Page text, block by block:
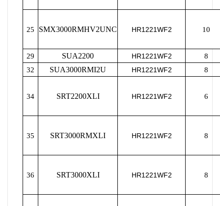
25 SMX3000RMHV2UNC HR1221WF2 10
29 SUA2200 HR1221WF2
8
32
SUA3000RMI2U HR1221WF2 8
34 SRT2200XLI HR1221WF2 6
35 SRT3000RMXLI HR1221WF2 8
36 SRT3000XLI HR1221WF2 8